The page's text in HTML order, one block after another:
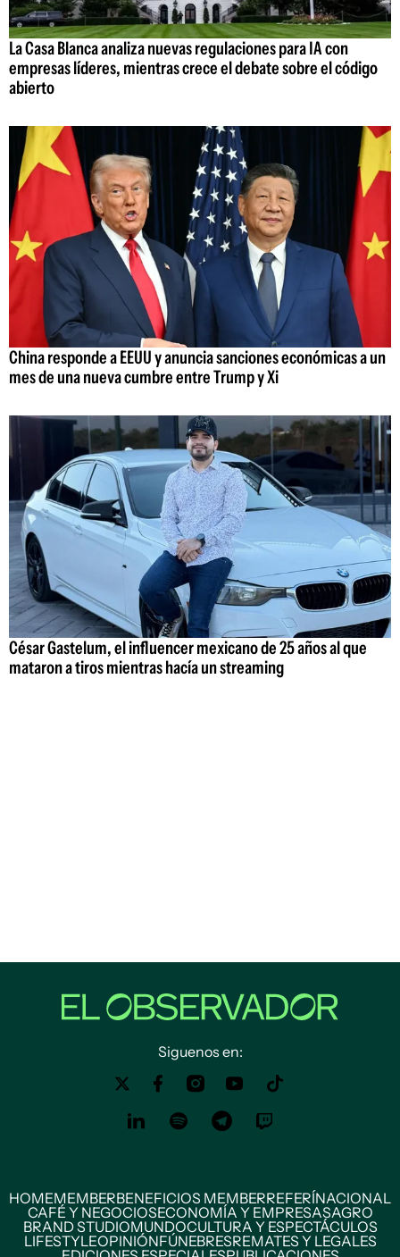
La Casa Blanca analiza nuevas regulaciones para IA con
empresas líderes, mientras crece el debate sobre el código
abierto
China responde a EEUU y anuncia sanciones económicas a un
mes de una nueva cumbre entre Trump y Xi
César Gastelum, el influencer mexicano de 25 años al que
mataron a tiros mientras hacía un streaming
Siguenos en:
HOMEMEMBERBENEFICIOS MEMBERREFERÍNACIONAL
CAFÉ Y NEGOCIOSECONOMÍA Y EMPRESASAGRO
BRAND STUDIOMUNDOCULTURA Y ESPECTÁCULOS
LIFESTYLEOPINIÓNFÚNEBRESREMATES Y LEGALES